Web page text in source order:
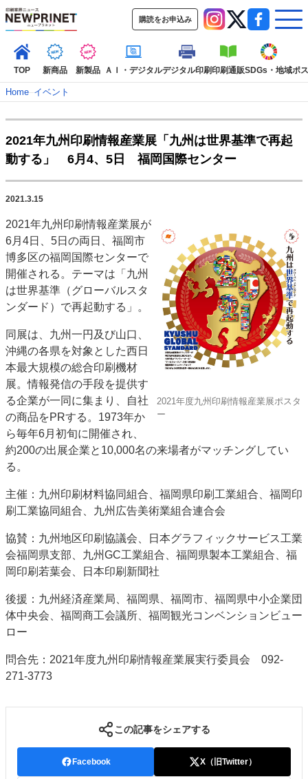
購読をお申込み
TOP 新商品 新製品 ＡＩ・デジタルデジタル印刷印刷通販SDGs・地域ポ
TOP
新着記事 特集記事
動画コンテンツ
インタビュー
コレクション
SDGs・地域
ポストプレス ビジネス イベント 信用情報
業界
市場・統計
人事・移転・異動・訃報
特集記事カテゴリー一覧
2022 見える化・MIS特集
特集・デジタル印刷 アイデアで勝負！ ～多様なビジネス・多彩な商材～
JAPAN PACK 2023 特集
中古印刷機・製本機特集
2022 検査・校正特集
特集・デジタル印刷 ～ 新成長軌道を描く
案内
発刊案内
JFPI印刷用語集 印刷機材年鑑
運営
お問い合わせ
Home–イベント
2021年九州印刷情報産業展「九州は世界基準で再起
動する」 6月4、5日 福岡国際センター
2021.3.15
2021年度九州印刷情報産業展ポスタ
ー
2021年九州印刷情報産業展が
6月4日、5日の両日、福岡市
博多区の福岡国際センターで
開催される。テーマは「九州
は世界基準（グローバルスタ
ンダード）で再起動する」。
同展は、九州一円及び山口、
沖縄の各県を対象とした西日
本最大規模の総合印刷機材
展。情報発信の手段を提供す
る企業が一同に集まり、自社
の商品をPRする。1973年か
ら毎年6月初旬に開催され、
約200の出展企業と10,000名の来場者がマッチングしてい
る。
主催：九州印刷材料協同組合、福岡県印刷工業組合、福岡印
刷工業協同組合、九州広告美術業組合連合会
協賛：九州地区印刷協議会、日本グラフィックサービス工業
会福岡県支部、九州GC工業組合、福岡県製本工業組合、福
岡印刷若葉会、日本印刷新聞社
後援：九州経済産業局、福岡県、福岡市、福岡県中小企業団
体中央会、福岡商工会議所、福岡観光コンベンションビュー
ロー
問合先：2021年度九州印刷情報産業展実行委員会 092-
271-3773
この記事をシェアする
Facebook X（旧Twitter）